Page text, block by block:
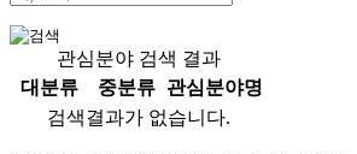
관심분야 검색 결과
대분류
중분류
관심분야명
검색결과가 없습니다.